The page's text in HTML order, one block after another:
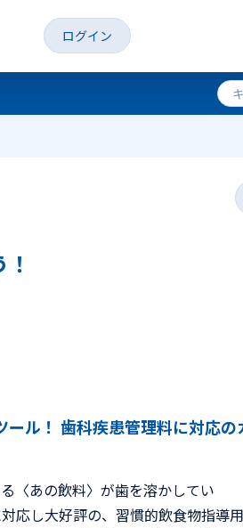
ログイン
ル！ 歯科疾患管理料に対応の
〈あの飲料〉が歯を溶かしてい
応し大好評の、習慣的飲食物指導用